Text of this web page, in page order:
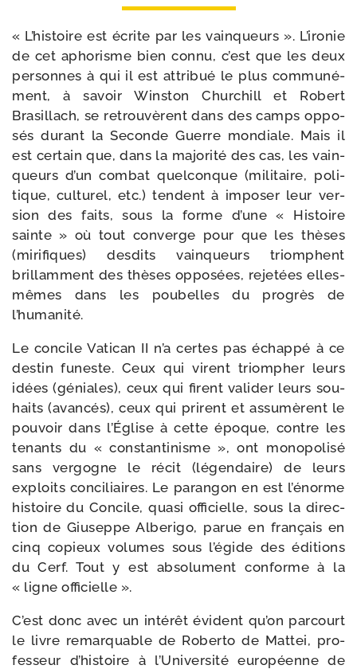
« L’histoire est écrite par les vain­queurs ». L’ironie
de cet apho­risme bien connu, c’est que les deux
per­sonnes à qui il est attri­bué le plus com­mu­né­
ment, à savoir Winston Churchill et Robert
Brasillach, se retrou­vèrent dans des camps oppo­
sés durant la Seconde Guerre mon­diale. Mais il
est cer­tain que, dans la majo­ri­té des cas, les vain­
queurs d’un com­bat quel­conque (mili­taire, poli­
tique, cultu­rel, etc.) tendent à impo­ser leur ver­
sion des faits, sous la forme d’une « Histoire
sainte » où tout converge pour que les thèses
(miri­fiques) des­dits vain­queurs triomphent
brillam­ment des thèses oppo­sées, reje­tées elles-​
mêmes dans les pou­belles du pro­grès de
l’humanité.
Le concile Vatican II n’a certes pas échap­pé à ce
des­tin funeste. Ceux qui virent triom­pher leurs
idées (géniales), ceux qui firent vali­der leurs sou­
haits (avan­cés), ceux qui prirent et assu­mèrent le
pou­voir dans l’Église à cette époque, contre les
tenants du « constan­ti­nisme », ont mono­po­li­sé
sans ver­gogne le récit (légen­daire) de leurs
exploits conci­liaires. Le paran­gon en est l’énorme
his­toire du Concile, qua­si offi­cielle, sous la direc­
tion de Giuseppe Alberigo, parue en fran­çais en
cinq copieux volumes sous l’égide des édi­tions
du Cerf. Tout y est abso­lu­ment conforme à la
« ligne officielle ».
C’est donc avec un inté­rêt évident qu’on par­court
le livre remar­quable de Roberto de Mattei, pro­
fes­seur d’histoire à l’Université euro­péenne de